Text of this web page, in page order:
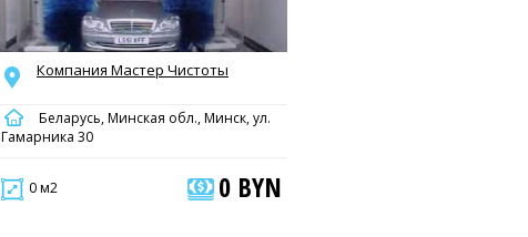
Компания Мастер Чистоты
Беларусь, Минская обл., Минск, ул.
Гамарника 30
0 м2 0 BYN